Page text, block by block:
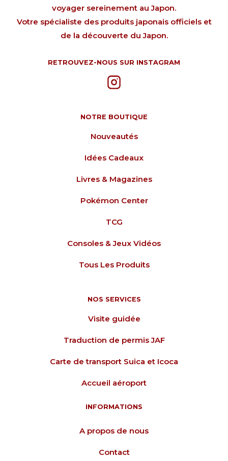
voyager sereinement au Japon.
Votre spécialiste des produits japonais officiels et
de la découverte du Japon.
RETROUVEZ-NOUS SUR INSTAGRAM
NOTRE BOUTIQUE
Nouveautés
Idées Cadeaux
Livres & Magazines
Pokémon Center
TCG
Consoles & Jeux Vidéos
Tous Les Produits
NOS SERVICES
Visite guidée
Traduction de permis JAF
Carte de transport Suica et Icoca
Accueil aéroport
INFORMATIONS
A propos de nous
Contact